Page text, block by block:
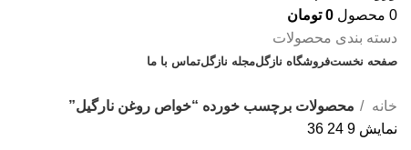
0 محصول 0 تومان
دسته بندی محصولات
صفحه نخستفروشگاه نازگلمجله نازگلتماس با ما
خانه
محصولات برچسب خورده “خواص روغن نارگیل”
نمایش 9
24
36